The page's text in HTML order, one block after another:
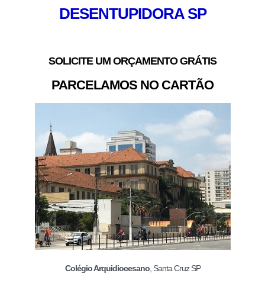
DESENTUPIDORA SP
SOLICITE UM ORÇAMENTO GRÁTIS
PARCELAMOS NO CARTÃO
Colégio Arquidiocesano, Santa Cruz SP